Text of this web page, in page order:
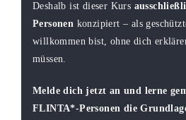
Deshalb ist dieser Kurs
Personen konzipiert – als
willkommen bist, ohne dich
müssen.
Melde dich jetzt an und lerne
FLINTA*-Personen die